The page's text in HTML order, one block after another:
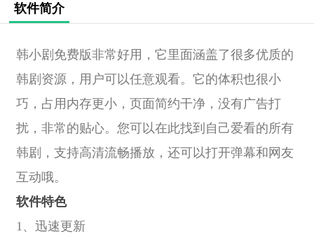
软件简介
韩小剧免费版非常好用，它里面涵盖了很多优质的
韩剧资源，用户可以任意观看。它的体积也很小
巧，占用内存更小，页面简约干净，没有广告打
扰，非常的贴心。您可以在此找到自己爱看的所有
韩剧，支持高清流畅播放，还可以打开弹幕和网友
互动哦。
软件特色
1、迅速更新